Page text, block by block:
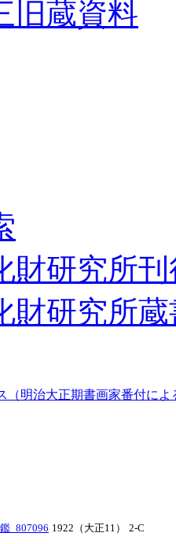
旧蔵資料
財研究所
財研究所
（明治大正期書画家番付によ
_807096 1922（大正11） 2-C